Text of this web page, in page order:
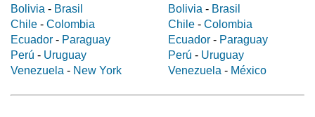
Bolivia - Brasil
Chile - Colombia
Ecuador - Paraguay
Perú - Uruguay
Venezuela - New York
Bolivia - Brasil
Chile - Colombia
Ecuador - Paraguay
Perú - Uruguay
Venezuela - México